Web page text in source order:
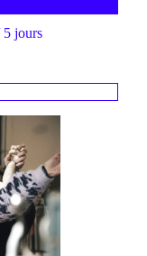
5 jours